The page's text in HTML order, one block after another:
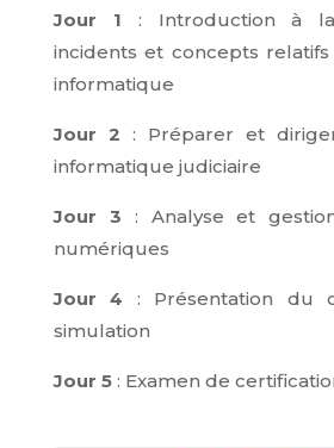
Jour 1
: Introduction à
incidents et concepts relatifs
informatique
Jour 2 : Préparer et
informatique judiciaire
Jour 3
: Analyse et
numériques
Jour 4
: Présentation du
simulation
Jour 5 : Examen de